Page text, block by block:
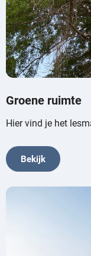
Groene ruimte
Hier vind je het
Bekijk